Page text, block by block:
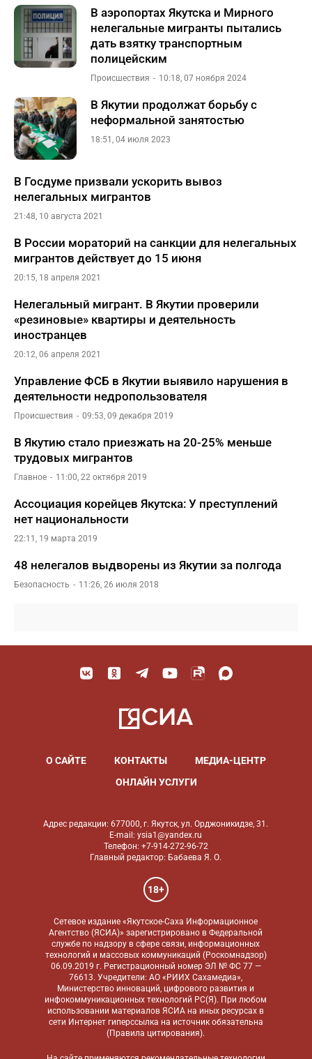
В аэропортах Якутска и Мирного
нелегальные мигранты пытались
дать взятку транспортным
полицейским
Происшествия 10:18, 07 ноября 2024
В Якутии продолжат борьбу с
неформальной занятостью
18:51, 04 июля 2023
В Госдуме призвали ускорить вывоз
нелегальных мигрантов
21:48, 10 августа 2021
В России мораторий на санкции для нелегальных
мигрантов действует до 15 июня
20:15, 18 апреля 2021
Нелегальный мигрант. В Якутии проверили
«резиновые» квартиры и деятельность
иностранцев
20:12, 06 апреля 2021
Управление ФСБ в Якутии выявило нарушения в
деятельности недропользователя
Происшествия 09:53, 09 декабря 2019
В Якутию стало приезжать на 20-25% меньше
трудовых мигрантов
Главное 11:00, 22 октября 2019
Ассоциация корейцев Якутска: У преступлений
нет национальности
22:11, 19 марта 2019
48 нелегалов выдворены из Якутии за полгода
Безопасность 11:26, 26 июля 2018
О САЙТЕ КОНТАКТЫ
МЕДИА-ЦЕНТР
ОНЛАЙН УСЛУГИ
Адрес редакции: 677000, г. Якутск, ул. Орджоникидзе, 31.
E-mail: ysia1@yandex.ru
Телефон: +7-914-272-96-72
Главный редактор: Бабаева Я. О.
18+
Сетевое издание «Якутское-Саха Информационное
Агентство (ЯСИА)» зарегистрировано в Федеральной
службе по надзору в сфере связи, информационных
технологий и массовых коммуникаций (Роскомнадзор)
06.09.2019 г. Регистрационный номер ЭЛ № ФС 77 —
76613. Учредители: АО «РИИХ Сахамедиа»,
Министерство инноваций, цифрового развития и
инфокоммуникационных технологий РС(Я). При любом
использовании материалов ЯСИА на иных ресурсах в
сети Интернет гиперссылка на источник обязательна
(Правила цитирования).